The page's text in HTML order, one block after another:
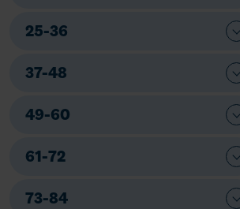
25-36
37-48
49-60
61-72
73-84